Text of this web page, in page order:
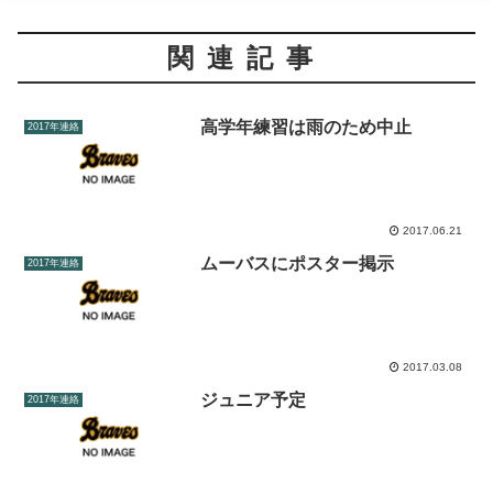
関連記事
2017年連絡 高学年練習は雨のため中止
2017.06.21
2017年連絡 ムーバスにポスター掲示
2017.03.08
2017年連絡 ジュニア予定